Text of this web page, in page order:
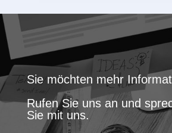
Sie möchten mehr
Rufen Sie uns an und
Sie mit uns.